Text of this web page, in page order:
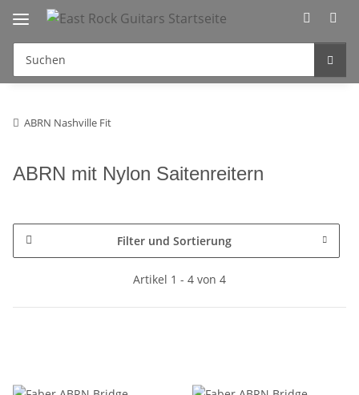
ABRN Nashville Fit
ABRN mit Nylon Saitenreitern
Filter und Sortierung
Artikel 1 - 4 von 4